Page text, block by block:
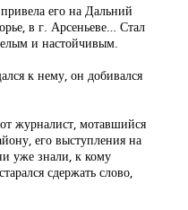
его на Дальний
в г. Арсеньеве… Стал
и настойчивым.
к нему, он добивался
журналист, мотавшийся
его выступления на
уже знали, к кому
сдержать слово,